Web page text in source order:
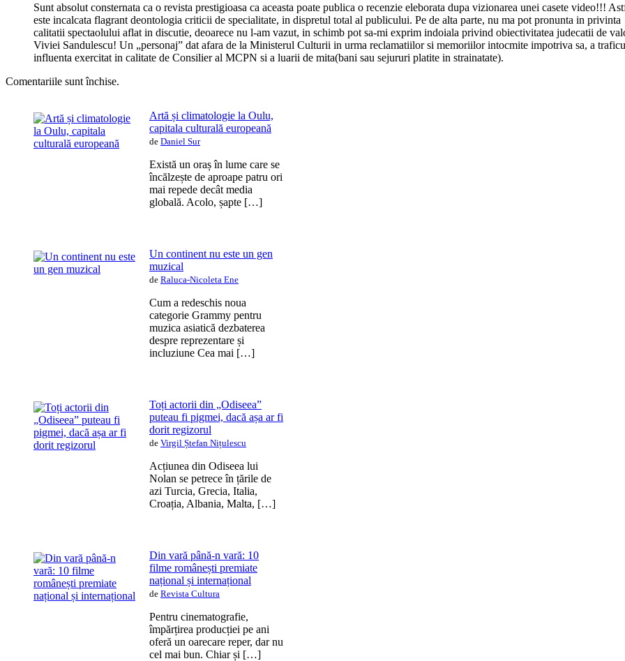
Sunt absolut consternata ca o revista prestigioasa ca aceasta poate publica o recenzie eleborata dupa vizionarea unei casete video!!!
este incalcata flagrant deontologia criticii de specialitate, in dispretul total al publicului. Pe de alta parte, nu ma pot pronunta in privinta
calitatii spectaolului aflat in discutie, deoarece nu l-am vazut, in schimb pot sa-mi exprim indoiala privind obiectivitatea judecatii de
Viviei Sandulescu! Un „personaj” dat afara de la Ministerul Culturii in urma reclamatiilor si memoriilor intocmite impotriva sa, a
influenta exercitat in calitate de Consilier al MCPN si a luarii de mita(bani sau sejururi platite in strainatate).
Comentariile sunt închise.
Artă și climatologie la Oulu,
capitala culturală europeană
de Daniel Sur
Există un oraș în lume care se
încălzește de aproape patru ori
mai repede decât media
globală. Acolo, șapte […]
Un continent nu este un gen
muzical
de Raluca-Nicoleta Ene
Cum a redeschis noua
categorie Grammy pentru
muzica asiatică dezbaterea
despre reprezentare și
incluziune Cea mai […]
Toți actorii din „Odiseea”
puteau fi pigmei, dacă așa ar fi
dorit regizorul
de Virgil Ștefan Nițulescu
Acțiunea din Odiseea lui
Nolan se petrece în țările de
azi Turcia, Grecia, Italia,
Croația, Albania, Malta, […]
Din vară până-n vară: 10
filme românești premiate
național și internațional
de Revista Cultura
Pentru cinematografie,
împărțirea producției pe ani
oferă un oarecare reper, dar nu
cel mai bun. Chiar și […]